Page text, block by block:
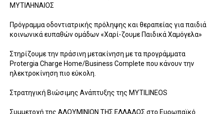
ΜΥΤΙΛΗΝΑΙΟΣ
Πρόγραμμα οδοντιατρικής πρόληψης και θεραπείας για παιδιά
κοινωνικά ευπαθών ομάδων «Χαρί-ζουμε Παιδικά Χαμόγελα»
Στηρίζουμε την πράσινη μετακίνηση με τα προγράμματα
Protergia Charge Home/Business Complete που κάνουν την
ηλεκτροκίνηση πιο εύκολη.
Στρατηγική Βιώσιμης Ανάπτυξης της MYTILINEOS
Συμμετοχή της ΑΛΟΥΜΙΝΙΟΝ ΤΗΣ ΕΛΛΑΔΟΣ στο Ευρωπαϊκό